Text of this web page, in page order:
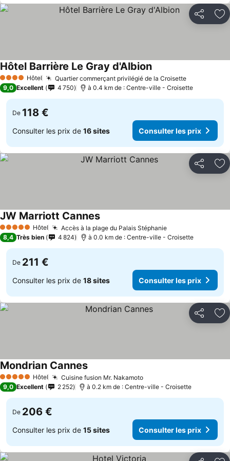
Partager
4 Étoiles Hôtel Quartier commerçant privilégié de la Croisette
Hôtel Barrière Le Gray d'Albion
9,0 Excellent 4 750 à 0.4 km de : Centre-ville - Croisette
De 118 €
Consulter les prix de 16 sites Consulter les prix
Partager
5 Étoiles Hôtel Accès à la plage du Palais Stéphanie
JW Marriott Cannes
8,4 Très bien 4 824 à 0.0 km de : Centre-ville - Croisette
De 211 €
Consulter les prix de 18 sites Consulter les prix
Partager
5 Étoiles Hôtel Cuisine fusion Mr. Nakamoto
Mondrian Cannes
9,0 Excellent 2 252 à 0.2 km de : Centre-ville - Croisette
De 206 €
Consulter les prix de 15 sites Consulter les prix